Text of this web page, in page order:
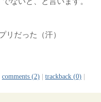
リだった（汗）
comments (2) trackback (0)